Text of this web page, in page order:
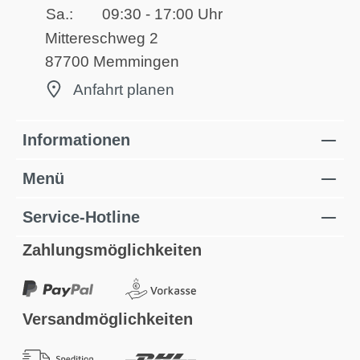
Sa.:
09:30 - 17:00 Uhr
Mittereschweg 2
87700 Memmingen
Anfahrt planen
Informationen
Menü
Service-Hotline
Zahlungsmöglichkeiten
Versandmöglichkeiten